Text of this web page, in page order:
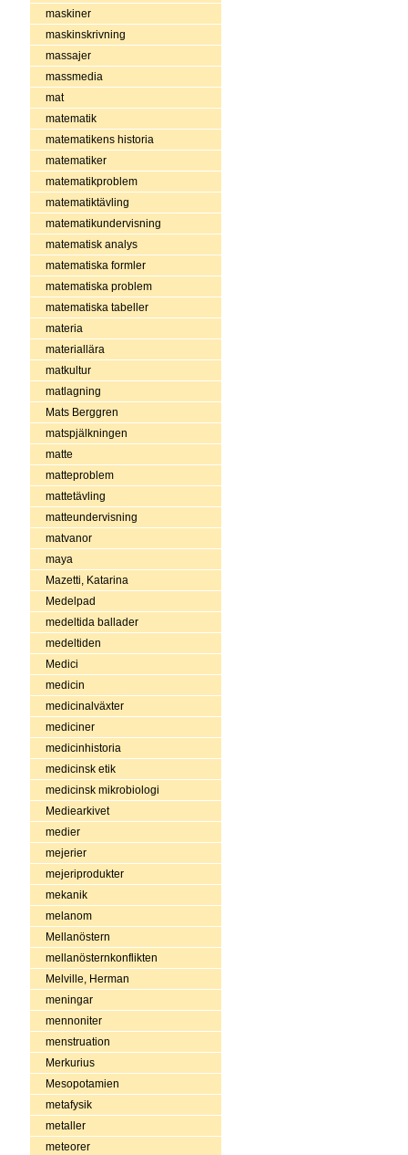
maskiner
maskinskrivning
massajer
massmedia
mat
matematik
matematikens historia
matematiker
matematikproblem
matematiktävling
matematikundervisning
matematisk analys
matematiska formler
matematiska problem
matematiska tabeller
materia
materiallära
matkultur
matlagning
Mats Berggren
matspjälkningen
matte
matteproblem
mattetävling
matteundervisning
matvanor
maya
Mazetti, Katarina
Medelpad
medeltida ballader
medeltiden
Medici
medicin
medicinalväxter
mediciner
medicinhistoria
medicinsk etik
medicinsk mikrobiologi
Mediearkivet
medier
mejerier
mejeriprodukter
mekanik
melanom
Mellanöstern
mellanösternkonflikten
Melville, Herman
meningar
mennoniter
menstruation
Merkurius
Mesopotamien
metafysik
metaller
meteorer